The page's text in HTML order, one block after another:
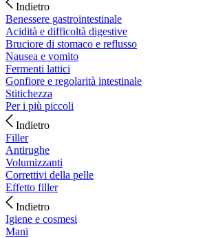
Indietro
Benessere gastrointestinale
Acidità e difficoltà digestive
Bruciore di stomaco e reflusso
Nausea e vomito
Fermenti lattici
Gonfiore e regolarità intestinale
Stitichezza
Per i più piccoli
Indietro
Filler
Antirughe
Volumizzanti
Correttivi della pelle
Effetto filler
Indietro
Igiene e cosmesi
Mani